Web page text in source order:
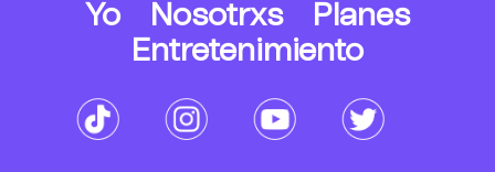
Yo Nosotrxs
Planes
Entretenimiento